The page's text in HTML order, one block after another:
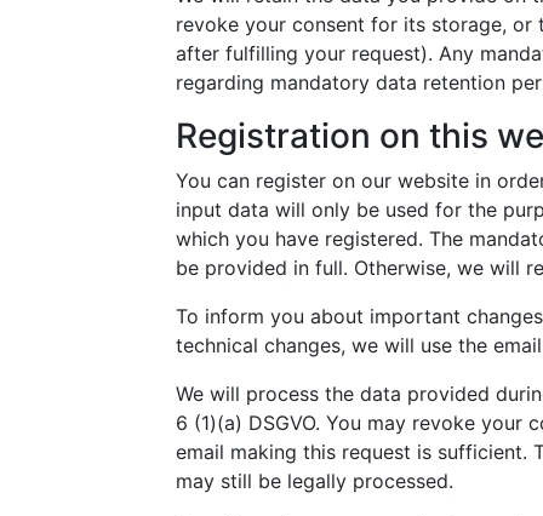
revoke your consent for its storage,
after fulfilling your request). Any
regarding mandatory data retention
Registration on this
You can register on our website in
input data will only be used for the
which you have registered. The
be provided in full. Otherwise, we will
To inform you about important
technical changes, we will use the
We will process the data provided
6 (1)(a) DSGVO. You may revoke
email making this request is sufficient.
may still be legally processed.